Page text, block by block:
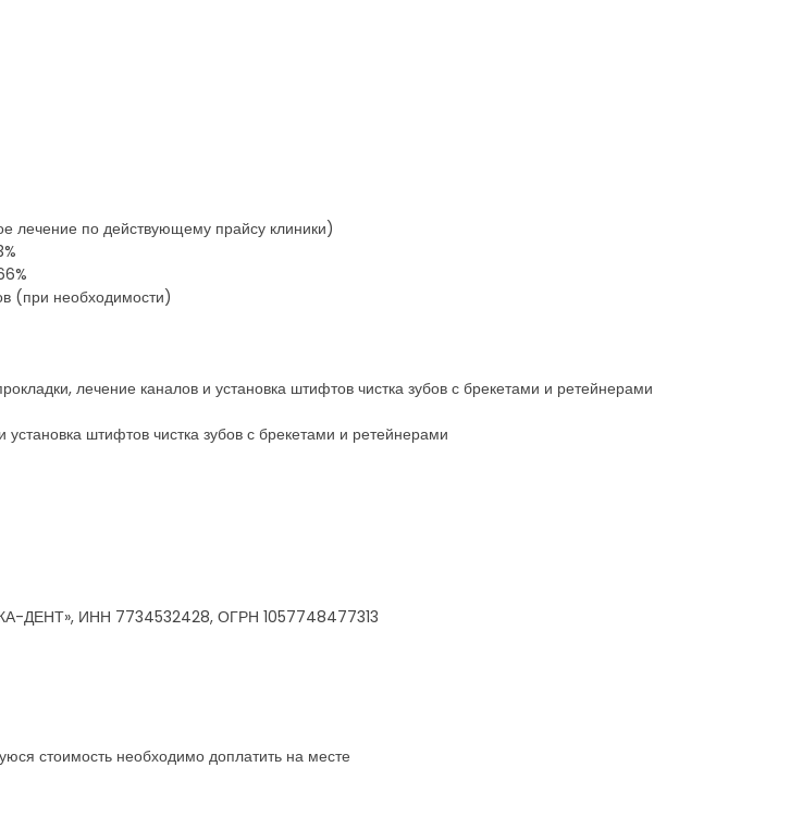
лечение по действующему прайсу клиники)
(при необходимости)
лечение каналов и установка штифтов чистка зубов с брекетами и ретейнерами
штифтов чистка зубов с брекетами и ретейнерами
ДЕНТ», ИНН 7734532428, ОГРН 1057748477313
стоимость необходимо доплатить на месте